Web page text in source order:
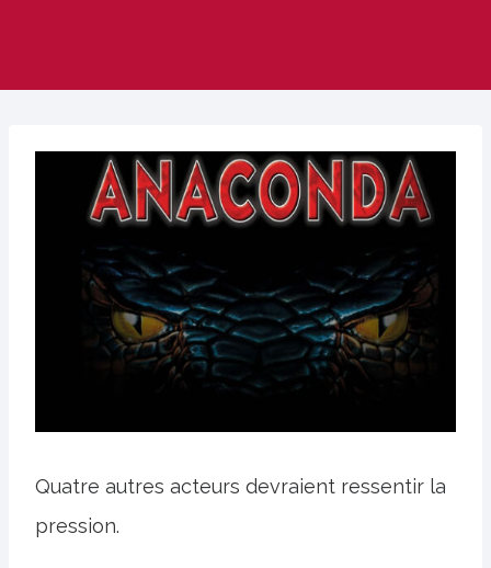
Quatre autres acteurs devraient ressentir la
pression.